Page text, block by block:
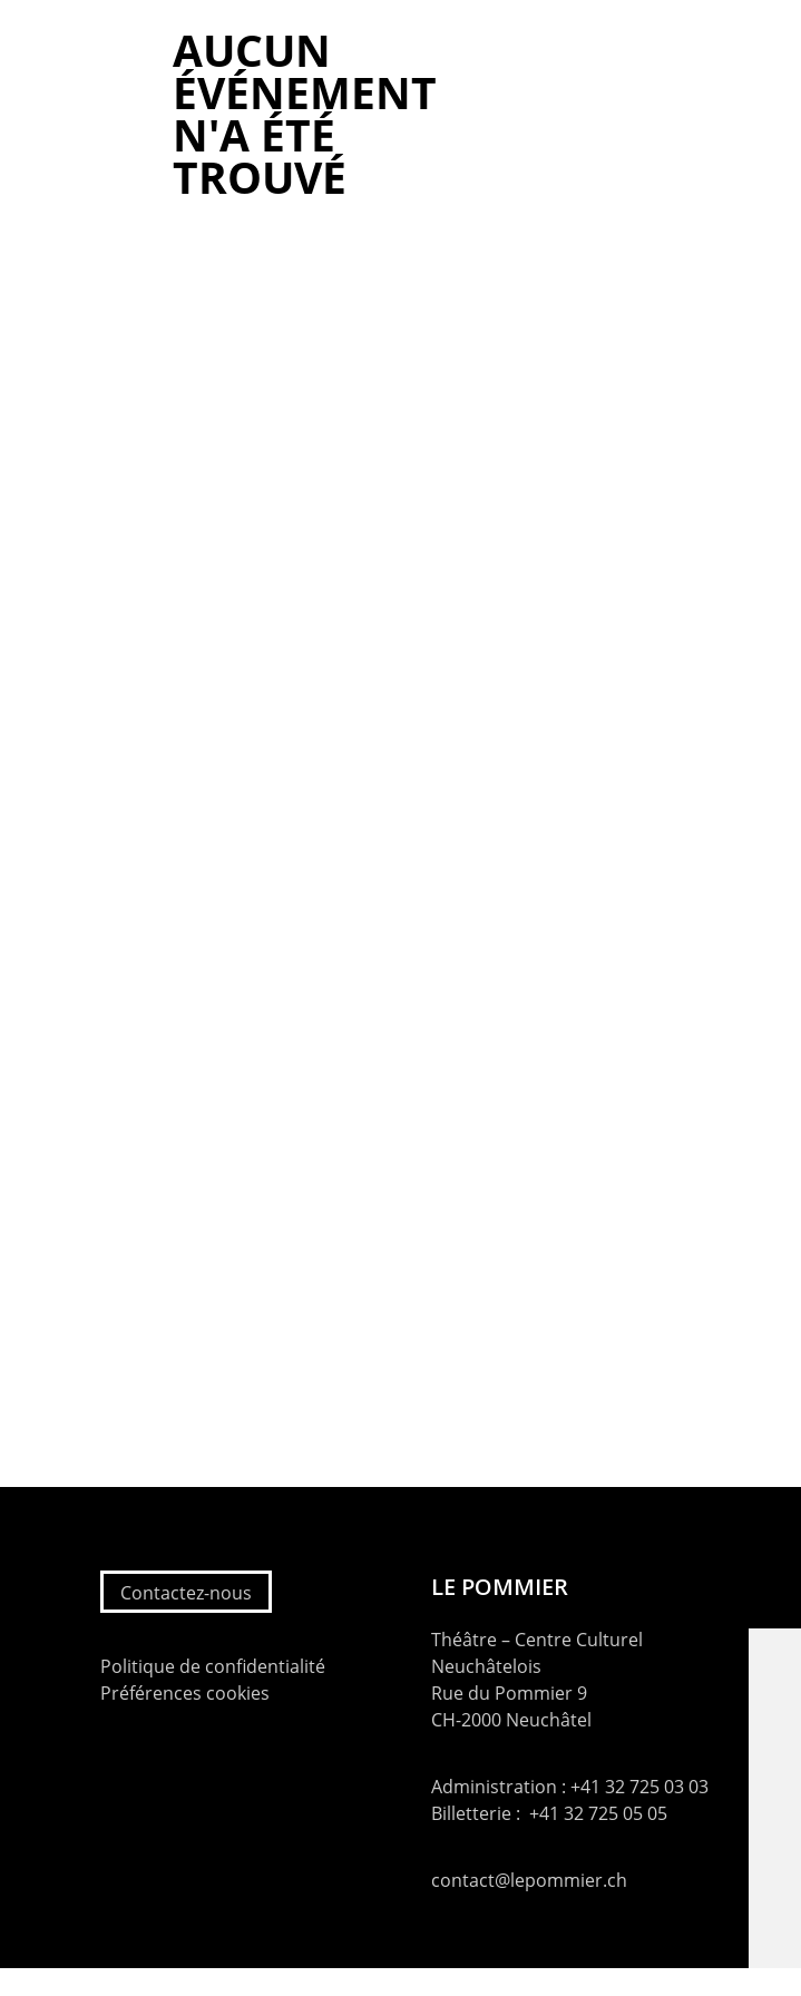
AUCUN
ÉVÉNEMENT
N'A ÉTÉ
TROUVÉ
Contactez-nous
Politique de confidentialité
Préférences cookies
LE POMMIER
Théâtre – Centre Culturel
Neuchâtelois
Rue du Pommier 9
CH-2000 Neuchâtel
Administration : +41 32 725 03 03
Billetterie : +41 32 725 05 05
contact@lepommier.ch